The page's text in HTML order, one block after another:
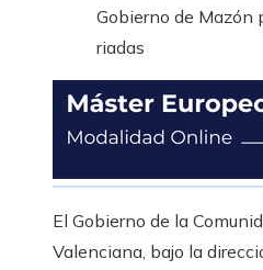
Gobierno de Mazón
riadas
El Gobierno de la
Valenciana, bajo la